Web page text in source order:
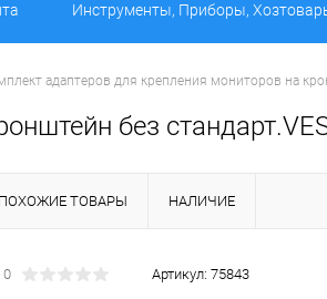
Инструменты, Приборы,
адаптеров для крепления мониторов на
без
ПОХОЖИЕ ТОВАРЫ НАЛИЧИЕ
0 Артикул: 75843